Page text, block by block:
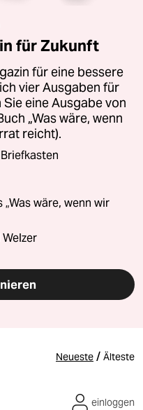
für Zukunft
für eine bessere
vier Ausgaben für
eine Ausgabe von
„Was wäre, wenn
reicht).
wäre, wenn wir
Neueste / Älteste
einloggen